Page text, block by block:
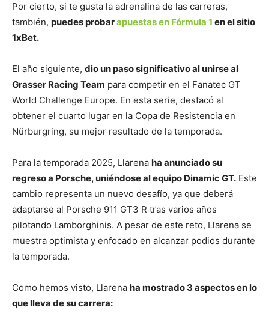
Por cierto, si te gusta la adrenalina de las carreras,
también, puedes probarapuestas en Fórmula 1 en el sitio
1xBet.
El año siguiente, dio un paso significativo al unirse al
Grasser Racing Team para competir en el Fanatec GT
World Challenge Europe. En esta serie, destacó al
obtener el cuarto lugar en la Copa de Resistencia en
Nürburgring, su mejor resultado de la temporada.
Para la temporada 2025, Llarena ha anunciado su
regreso a Porsche, uniéndose al equipo Dinamic GT. Este
cambio representa un nuevo desafío, ya que deberá
adaptarse al Porsche 911 GT3 R tras varios años
pilotando Lamborghinis. A pesar de este reto, Llarena se
muestra optimista y enfocado en alcanzar podios durante
la temporada.
Como hemos visto, Llarena ha mostrado 3 aspectos en lo
que lleva de su carrera: